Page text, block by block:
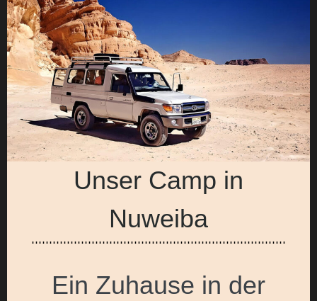
Unser Camp in
Nuweiba
Ein Zuhause in der